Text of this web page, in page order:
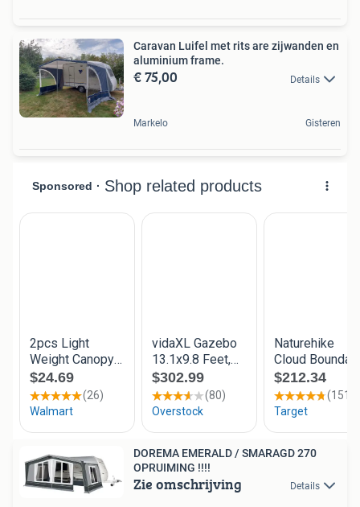
Caravan Luifel met rits are zijwanden en
aluminium frame.
€ 75,00 Details
Markelo Gisteren
DOREMA EMERALD / SMARAGD 270
OPRUIMING !!!!
Zie omschrijving Details